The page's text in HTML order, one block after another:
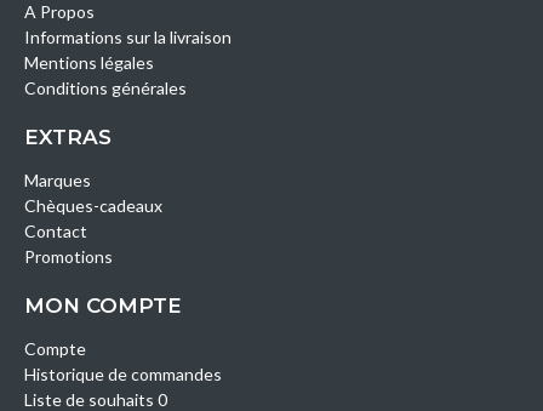
A Propos
Informations sur la livraison
Mentions légales
Conditions générales
EXTRAS
Marques
Chèques-cadeaux
Contact
Promotions
MON COMPTE
Compte
Historique de commandes
Liste de souhaits 0